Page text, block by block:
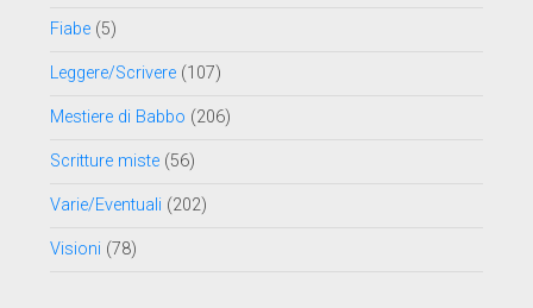
Fiabe(5)
Leggere/Scrivere(107)
Mestiere di Babbo (206)
Scritture miste(56)
Varie/Eventuali (202)
Visioni (78)